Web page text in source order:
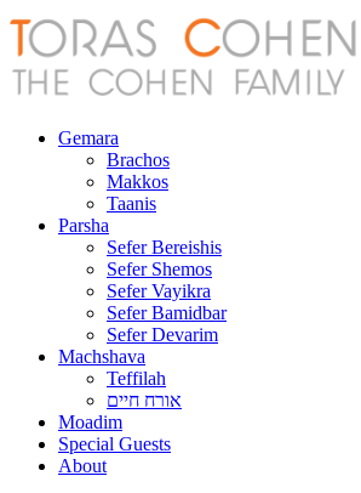
Gemara
Brachos
Makkos
Taanis
Parsha
Sefer Bereishis
Sefer Shemos
Sefer Vayikra
Sefer Bamidbar
Sefer Devarim
Machshava
Teffilah
אורח חיים
Moadim
Special Guests
About